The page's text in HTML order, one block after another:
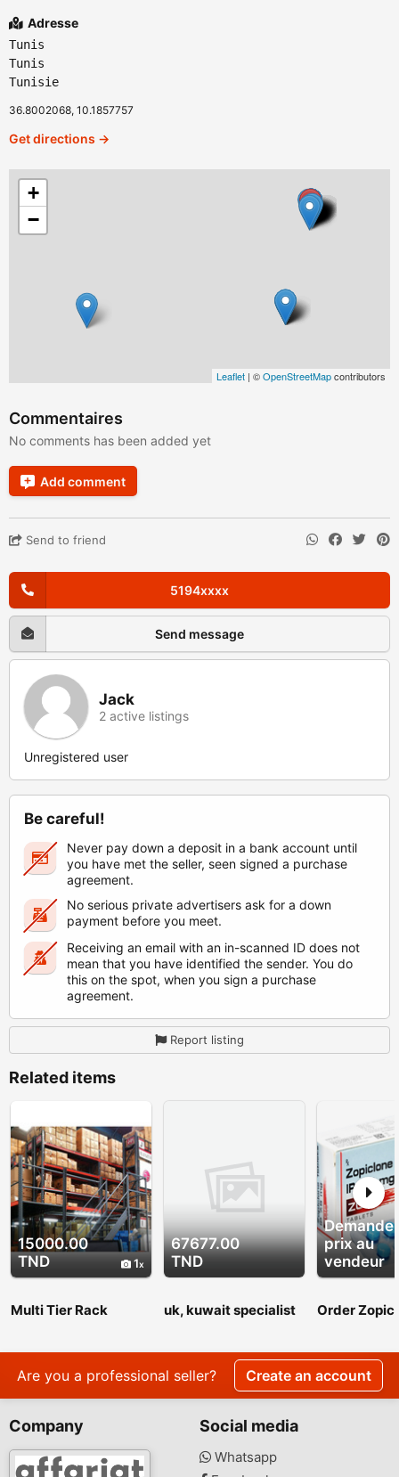
Adresse
Tunis
Tunis
Tunisie
36.8002068, 10.1857757
Get directions →
+
−
Leaflet | ©OpenStreetMapcontributors
Commentaires
No comments has been added yet
Add comment
Send to friend
5194xxxx
Send message
Jack
2 active listings
Unregistered user
Be careful!
Never pay down a deposit in a bank account until
you have met the seller, seen signed a purchase
agreement.
No serious private advertisers ask for a down
payment before you meet.
Receiving an email with an in-scanned ID does not
mean that you have identified the sender. You do
this on the spot, when you sign a purchase
agreement.
Report listing
Related items
15000.00
TND
1
Multi Tier Rack
67677.00
TND
uk, kuwait specialist
contact number amil
baba in karachi -
prix au
vendeur
Order
Are you a professional seller? Create an account
Company Social media
Whatsapp